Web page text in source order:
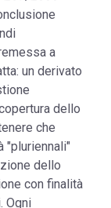
a
un derivato
dello
che
"pluriennali"
dello
con finalità
Ogni